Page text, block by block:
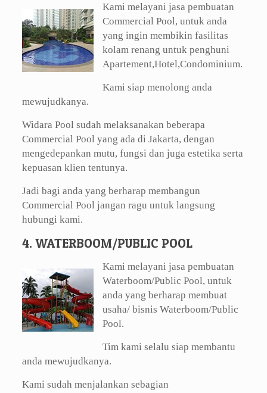
Kami melayani jasa pembuatan
Commercial Pool, untuk anda
yang ingin membikin fasilitas
kolam renang untuk penghuni
Apartement,Hotel,Condominium.
Kami siap menolong anda
mewujudkanya.
Widara Pool sudah melaksanakan beberapa
Commercial Pool yang ada di Jakarta, dengan
mengedepankan mutu, fungsi dan juga estetika serta
kepuasan klien tentunya.
Jadi bagi anda yang berharap membangun
Commercial Pool jangan ragu untuk langsung
hubungi kami.
4. WATERBOOM/PUBLIC POOL
Kami melayani jasa pembuatan
Waterboom/Public Pool, untuk
anda yang berharap membuat
usaha/ bisnis Waterboom/Public
Pool.
Tim kami selalu siap membantu
anda mewujudkanya.
Kami sudah menjalankan sebagian